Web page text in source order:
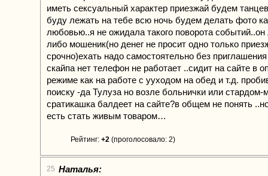
иметь сексуальный характер приезжай будем
буду лежать на тебе всю ночь будем делать фото
любовью..я не ожидала такого поворота событий..он
либо мошеник(но денег не просит одно только
срочно)ехать надо самостоятельно без
скайпа нет телефон не работает ..сидит на сайте в
режиме как на работе с ууходом на обед и т.д.
поиску -да Тулуза но возле больнички или стардом-
сратикашка балдеет на сайте?в общем не понять
есть стать живым товаром…
Рейтинг: +2 (проголосовало: 2)
25 Наталья: